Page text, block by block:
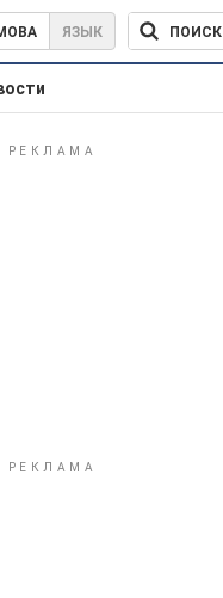
ЯЗЫК ПОИСК